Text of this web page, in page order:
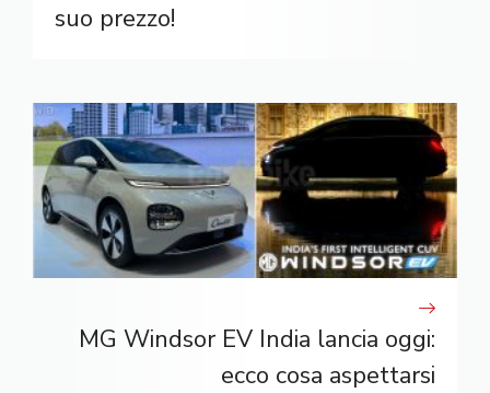
suo prezzo!
MG Windsor EV India lancia oggi:
ecco cosa aspettarsi